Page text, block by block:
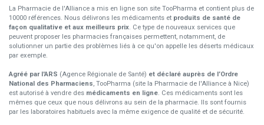
La Pharmacie de l'Alliance a mis en ligne son site TooPharma et contient plus de
10000 références. Nous délivrons les médicaments et produits de santé de
façon qualitative et aux meilleurs prix. Ce type de nouveaux services que
peuvent proposer les pharmacies françaises permettent, notamment, de
solutionner un partie des problèmes liés à ce qu'on appelle les déserts médicaux
par exemple.
Agréé par l'ARS (Agence Régionale de Santé) et déclaré auprès de l’Ordre
National des Pharmaciens, TooPharma (site la Pharmacie de l'Alliance à Nice)
est autorisé à vendre des médicaments en ligne. Ces médicaments sont les
mêmes que ceux que nous délivrons au sein de la pharmacie. Ils sont fournis
par les laboratoires habituels avec la même exigence de qualité et de sécurité.